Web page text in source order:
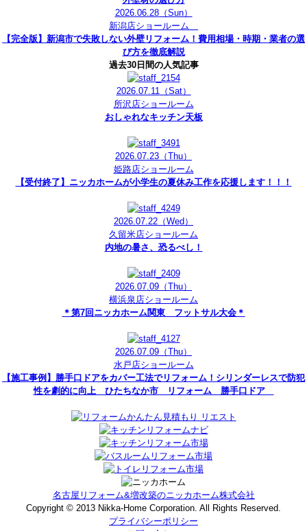
2026.06.28（Sun）
新潟店ショールーム
【完全版】新潟市で失敗しない外壁リフォーム！費用相場・時期・業者の選
び方を徹底解説
過去30日間の人気記事
2026.07.11（Sat）
所沢店ショールーム
おしゃれなキッチン天板
2026.07.23 （Thu）
姫路店ショールーム
【受付終了】ニッカホームが小学生の夏休み工作を応援します！！！
2026.07.22 （Wed）
久留米店ショールーム
内地の暑さ、恐るべし！
2026.07.09 （Thu）
横浜泉店ショールーム
＊第7回ニッカホーム関東 フットサル大会＊
2026.07.09 （Thu）
水戸店ショールーム
【施工事例】勝手口ドアをカバー工法でリフォーム！シリンダーレスで防犯
性を劇的に向上 ひたちなか市 リフォーム 勝手口ドア
名古屋リフォーム&増改築のニッカホーム株式会社
Copyright © 2013 Nikka-Home Corporation. All Rights Reserved.
プライバシーポリシー